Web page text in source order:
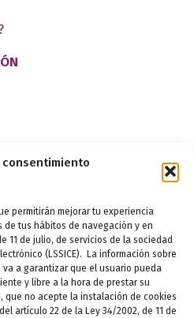
permitirán mejorar tu experiencia
de tus hábitos de navegación y en
11 de julio, de servicios de la sociedad
(LSSICE). La información sobre
a garantizar que el usuario pueda
y libre a la hora de prestar su
que no acepte la instalación de cookies
artículo 22 de la Ley 34/2002, de 11 de